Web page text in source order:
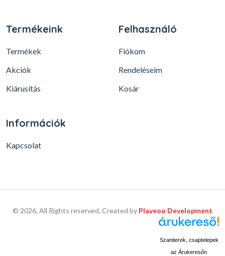
Termékeink
Termékek
Akciók
Kiárusítás
Felhasználó
Fiókom
Rendeléseim
Kosár
Információk
Kapcsolat
© 2026, All Rights reserved, Created by Plaveoo Development
Szaniterek, csaptelepek
az Árukeresőn